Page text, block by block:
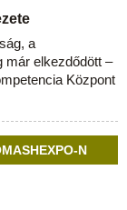
a
már elkezdődött –
Központ
N